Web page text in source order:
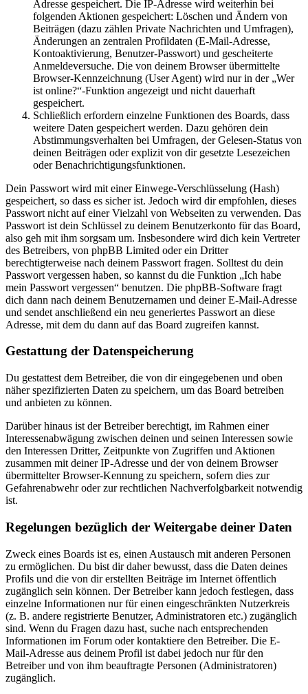
Adresse gespeichert. Die IP-Adresse wird weiterhin bei
folgenden Aktionen gespeichert: Löschen und Ändern von
Beiträgen (dazu zählen Private Nachrichten und Umfragen),
Änderungen an zentralen Profildaten (E-Mail-Adresse,
Kontoaktivierung, Benutzer-Passwort) und gescheiterte
Anmeldeversuche. Die von deinem Browser übermittelte
Browser-Kennzeichnung (User Agent) wird nur in der „Wer
ist online?“-Funktion angezeigt und nicht dauerhaft
gespeichert.
Schließlich erfordern einzelne Funktionen des Boards, dass
weitere Daten gespeichert werden. Dazu gehören dein
Abstimmungsverhalten bei Umfragen, der Gelesen-Status von
deinen Beiträgen oder explizit von dir gesetzte Lesezeichen
oder Benachrichtigungsfunktionen.
Dein Passwort wird mit einer Einwege-Verschlüsselung (Hash)
gespeichert, so dass es sicher ist. Jedoch wird dir empfohlen, dieses
Passwort nicht auf einer Vielzahl von Webseiten zu verwenden. Das
Passwort ist dein Schlüssel zu deinem Benutzerkonto für das Board,
also geh mit ihm sorgsam um. Insbesondere wird dich kein Vertreter
des Betreibers, von phpBB Limited oder ein Dritter
berechtigterweise nach deinem Passwort fragen. Solltest du dein
Passwort vergessen haben, so kannst du die Funktion „Ich habe
mein Passwort vergessen“ benutzen. Die phpBB-Software fragt
dich dann nach deinem Benutzernamen und deiner E-Mail-Adresse
und sendet anschließend ein neu generiertes Passwort an diese
Adresse, mit dem du dann auf das Board zugreifen kannst.
Gestattung der Datenspeicherung
Du gestattest dem Betreiber, die von dir eingegebenen und oben
näher spezifizierten Daten zu speichern, um das Board betreiben
und anbieten zu können.
Darüber hinaus ist der Betreiber berechtigt, im Rahmen einer
Interessenabwägung zwischen deinen und seinen Interessen sowie
den Interessen Dritter, Zeitpunkte von Zugriffen und Aktionen
zusammen mit deiner IP-Adresse und der von deinem Browser
übermittelter Browser-Kennung zu speichern, sofern dies zur
Gefahrenabwehr oder zur rechtlichen Nachverfolgbarkeit notwendig
ist.
Regelungen bezüglich der Weitergabe deiner Daten
Zweck eines Boards ist es, einen Austausch mit anderen Personen
zu ermöglichen. Du bist dir daher bewusst, dass die Daten deines
Profils und die von dir erstellten Beiträge im Internet öffentlich
zugänglich sein können. Der Betreiber kann jedoch festlegen, dass
einzelne Informationen nur für einen eingeschränkten Nutzerkreis
(z. B. andere registrierte Benutzer, Administratoren etc.) zugänglich
sind. Wenn du Fragen dazu hast, suche nach entsprechenden
Informationen im Forum oder kontaktiere den Betreiber. Die E-
Mail-Adresse aus deinem Profil ist dabei jedoch nur für den
Betreiber und von ihm beauftragte Personen (Administratoren)
zugänglich.